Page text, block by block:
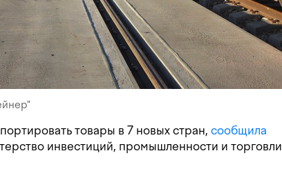
товары в 7 новых стран, сообщила
инвестиций, промышленности и торговли